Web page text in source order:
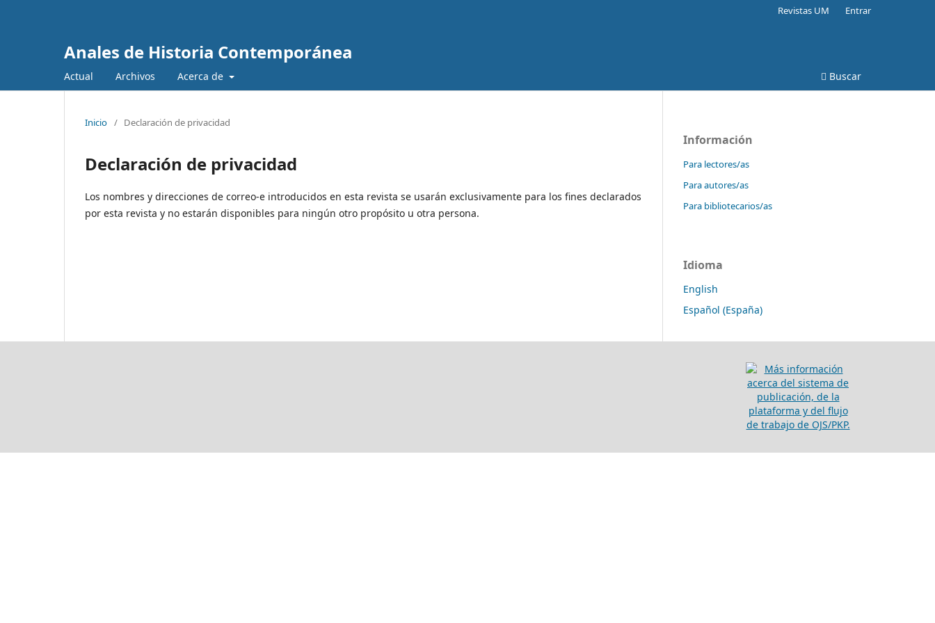
Anales de Historia Contemporánea
Actual Archivos Acerca de Buscar
Revistas UM Entrar
Inicio / Declaración de privacidad
Declaración de privacidad
Los nombres y direcciones de correo-e introducidos en esta revista se usarán exclusivamente para los fines declarados
por esta revista y no estarán disponibles para ningún otro propósito u otra persona.
Información
Para lectores/as
Para autores/as
Para bibliotecarios/as
Idioma
English
Español (España)